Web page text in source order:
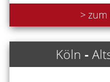
> zum
Köln -